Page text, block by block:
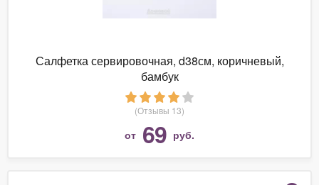
Салфетка сервировочная, d38см, коричневый,
бамбук
(Отзывы 13)
от 69 руб.